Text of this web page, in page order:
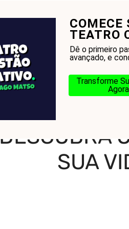
COMECE
TEATRO
Dê o primeiro
avançado, e
Transforme
Glossário
SUA